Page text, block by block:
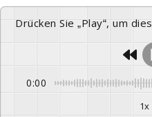
Drücken Sie „Play“, um
0:00
1x